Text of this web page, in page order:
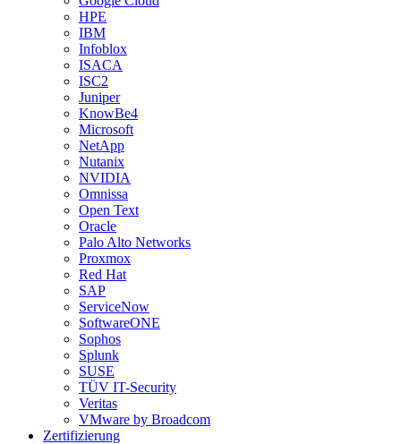
HPE
IBM
Infoblox
ISACA
ISC2
Juniper
KnowBe4
Microsoft
NetApp
Nutanix
NVIDIA
Omnissa
Open Text
Oracle
Palo Alto Networks
Proxmox
Red Hat
SAP
ServiceNow
SoftwareONE
Sophos
Splunk
SUSE
TÜV IT-Security
Veritas
VMware by Broadcom
Zertifizierung